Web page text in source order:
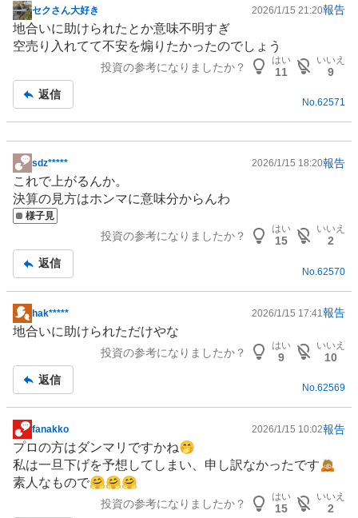
掲
示
板
セクさん大好き 2026/1/15 21:20報告
地合いに助けられたとか意味不明すぎ
空売り入れてて不安を煽りたかったのでしょう
投資の参考になりましたか？
はい
11
いいえ
9
返信
No.62571
掲
示
板
記
sdz***** 2026/1/15 18:20報告
これで上がるんか。
決算の見方はホンマに意味分からんわ
様子見
投資の参考になりましたか？
はい
15
いいえ
2
返信
No. 62570
掲
示
事
hak***** 2026/1/15 17:41 報告
地合いに助けられただけやな
投資の参考になりましたか？
はい
9
いいえ
10
返信
No.62569
掲
示
板
記
fanakko 2026/1/15 10:02報告
プロの方はダンマリですかね🤭
私は一旦下げを予想してしまい、申し訳なかったです🙇🏼
素人なもので🤗🤗🤗
投資の参考になりましたか？
はい
15
いいえ
2